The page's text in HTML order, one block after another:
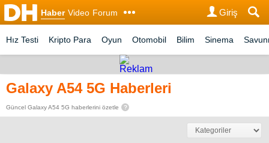
Haber Video Forum Giriş
Hız Testi Kripto Para Oyun Otomobil Bilim Sinema
Galaxy A54 5G Haberleri
Güncel Galaxy A54 5G haberlerini özetle ?